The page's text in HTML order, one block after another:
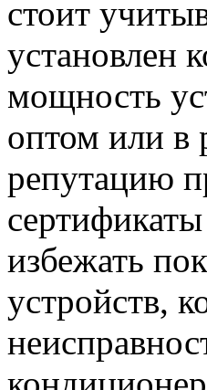
стоит
установлен
мощность
оптом или в
репутацию
избежать
устройств,